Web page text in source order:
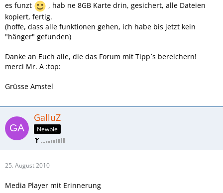
es funzt
, hab ne 8GB Karte drin, gesichert, alle Dateien
kopiert, fertig.
(hoffe, dass alle funktionen gehen, ich habe bis jetzt kein
"hänger" gefunden)
Danke an Euch alle, die das Forum mit Tipp´s bereichern!
merci Mr. A :top:
Grüsse Amstel
GalluZ
Newbie
25. August 2010
Media Player mit Erinnerung